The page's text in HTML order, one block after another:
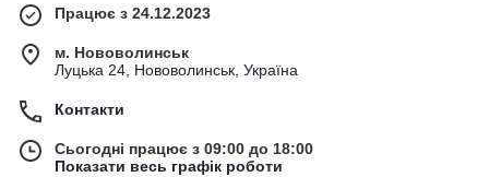
Працює з 24.12.2023
м. Нововолинськ
Луцька 24, Нововолинськ, Україна
Контакти
Сьогодні працює з 09:00 до 18:00
Показати весь графік роботи